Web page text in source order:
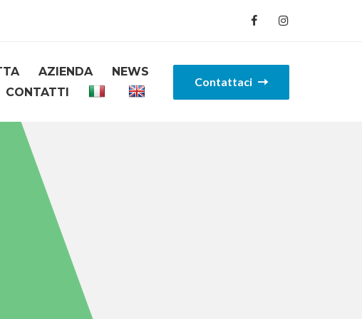
AZIENDA
NEWS
CONTATTI
Contattaci